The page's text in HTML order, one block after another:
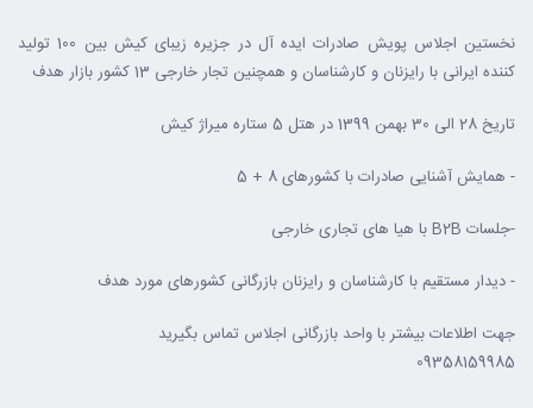
نخستین اجلاس پویش صادرات ایده آل در جزیره زیبای کیش بین 100 تولید
کننده ایرانی با رایزنان و کارشناسان و همچنین تجار خارجی 13 کشور بازار هدف
تاریخ 28 الی 30 بهمن 1399 در هتل 5 ستاره میراژ کیش
- همایش آشنایی صادرات با کشورهای 8 + 5
-جلسات B2B با هیا های تجاری خارجی
- دیدار مستقیم با کارشناسان و رایزنان بازرگانی کشورهای مورد هدف
جهت اطلاعات بیشتر با واحد بازرگانی اجلاس تماس بگیرید
09358159985